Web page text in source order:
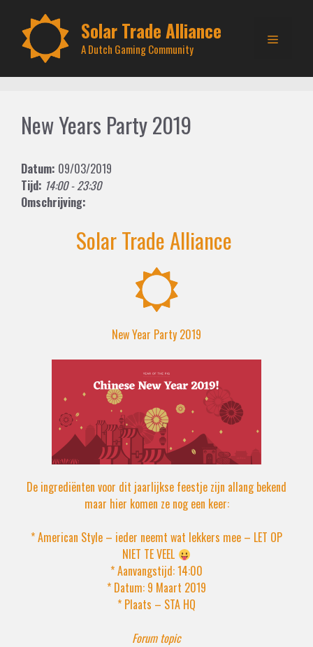
content
Solar Trade Alliance
A Dutch Gaming Community
Menu
New Years Party 2019
Datum: 09/03/2019
Tijd: 14:00 - 23:30
Omschrijving:
Solar Trade Alliance
New Year Party 2019
De ingrediënten voor dit jaarlijkse feestje zijn allang bekend
maar hier komen ze nog een keer:
* American Style – ieder neemt wat lekkers mee – LET OP
NIET TE VEEL
* Aanvangstijd: 14:00
* Datum: 9 Maart 2019
* Plaats – STA HQ
Forum topic